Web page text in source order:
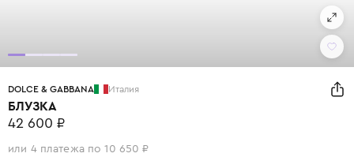
DOLCE & GABBANA Италия
БЛУЗКА
42 600 ₽
или 4 платежа по 10 650 ₽